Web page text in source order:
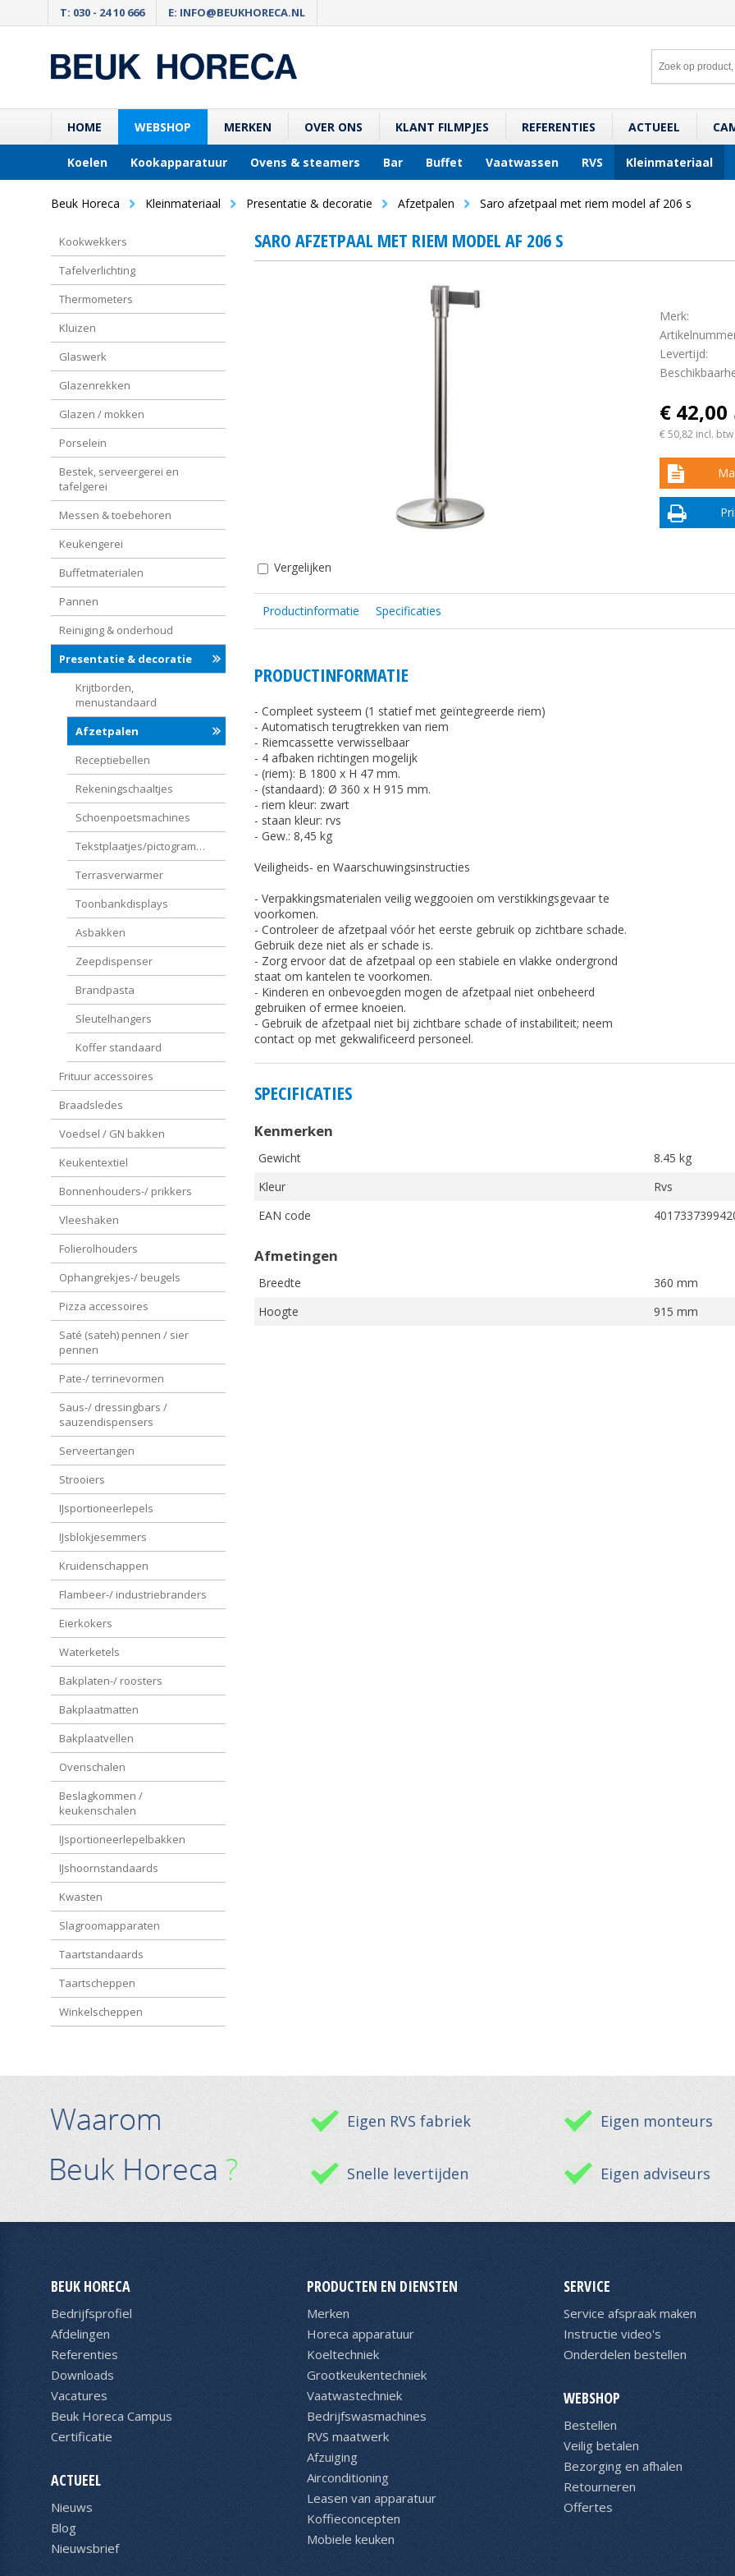
T: 030 - 24 10 666 E: INFO@BEUKHORECA.NL
HOME WEBSHOP MERKEN OVER ONS KLANT FILMPJES REFERENTIES ACTUEEL
Koelen Kookapparatuur Ovens & steamers Bar Buffet Vaatwassen RVS Kleinmateriaal
Beuk Horeca Kleinmateriaal Presentatie & decoratie Afzetpalen Saro afzetpaal met riem model af 206 s
Kookwekkers
Tafelverlichting
Thermometers
Kluizen
Glaswerk
Glazenrekken
Glazen / mokken
Porselein
Bestek, serveergerei en
tafelgerei
Messen & toebehoren
Keukengerei
Buffetmaterialen
Pannen
Reiniging & onderhoud
Presentatie & decoratie
Krijtborden,
menustandaard
Afzetpalen
Receptiebellen
Rekeningschaaltjes
Schoenpoetsmachines
Tekstplaatjes/pictogrammen
Terrasverwarmer
Toonbankdisplays
Asbakken
Zeepdispenser
Brandpasta
Sleutelhangers
Koffer standaard
Frituur accessoires
Braadsledes
Voedsel / GN bakken
Keukentextiel
Bonnenhouders-/ prikkers
Vleeshaken
Folierolhouders
Ophangrekjes-/ beugels
Pizza accessoires
Saté (sateh) pennen / sier
pennen
Pate-/ terrinevormen
Saus-/ dressingbars /
sauzendispensers
Serveertangen
Strooiers
IJsportioneerlepels
IJsblokjesemmers
Kruidenschappen
Flambeer-/ industriebranders
Eierkokers
Waterketels
Bakplaten-/ roosters
Bakplaatmatten
Bakplaatvellen
Ovenschalen
Beslagkommen /
keukenschalen
IJsportioneerlepelbakken
IJshoornstandaards
Kwasten
Slagroomapparaten
Taartstandaards
Taartscheppen
Winkelscheppen
SARO AFZETPAAL MET RIEM MODEL AF 206 S
Vergelijken
Merk:
Levertijd:
€ 42,00
€ 50,82incl. btw
Productinformatie Specificaties
PRODUCTINFORMATIE
- Compleet systeem (1 statief met geïntegreerde riem)
- Automatisch terugtrekken van riem
- Riemcassette verwisselbaar
- 4 afbaken richtingen mogelijk
- (riem): B 1800 x H 47 mm.
- (standaard): Ø 360 x H 915 mm.
- riem kleur: zwart
- staan kleur: rvs
- Gew.: 8,45 kg
Veiligheids- en Waarschuwingsinstructies
- Verpakkingsmaterialen veilig weggooien om verstikkingsgevaar te
voorkomen.
- Controleer de afzetpaal vóór het eerste gebruik op zichtbare schade.
Gebruik deze niet als er schade is.
- Zorg ervoor dat de afzetpaal op een stabiele en vlakke ondergrond
staat om kantelen te voorkomen.
- Kinderen en onbevoegden mogen de afzetpaal niet onbeheerd
gebruiken of ermee knoeien.
- Gebruik de afzetpaal niet bij zichtbare schade of instabiliteit; neem
contact op met gekwalificeerd personeel.
SPECIFICATIES
Kenmerken
Gewicht
8.45 kg
Kleur
Rvs
EAN code
Afmetingen
Breedte
360 mm
Hoogte
915 mm
Eigen RVS fabriek
Snelle levertijden
Eigen monteurs
Eigen adviseurs
BEUK HORECA
Bedrijfsprofiel
Afdelingen
Referenties
Downloads
Vacatures
Beuk Horeca Campus
Certificatie
ACTUEEL
Nieuws
Blog
Nieuwsbrief
PRODUCTEN EN DIENSTEN
Merken
Horeca apparatuur
Koeltechniek
Grootkeukentechniek
Vaatwastechniek
Bedrijfswasmachines
RVS maatwerk
Afzuiging
Airconditioning
Leasen van apparatuur
Koffieconcepten
Mobiele keuken
SERVICE
Service afspraak maken
Instructie video's
Onderdelen bestellen
WEBSHOP
Bestellen
Veilig betalen
Bezorging en afhalen
Retourneren
Offertes